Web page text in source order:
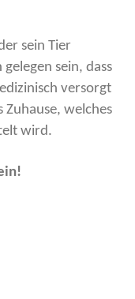
sein Tier
sein, dass
versorgt
Zuhause, welches
wird.